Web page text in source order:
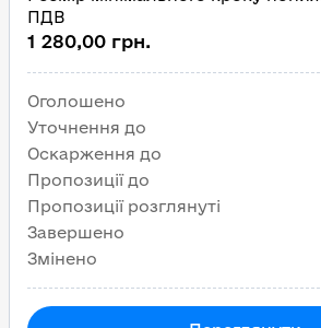
ПДВ
1 280,00 грн.
Оголошено
Уточнення до
Оскарження до
Пропозиції до
Пропозиції розглянуті
Завершено
Змінено